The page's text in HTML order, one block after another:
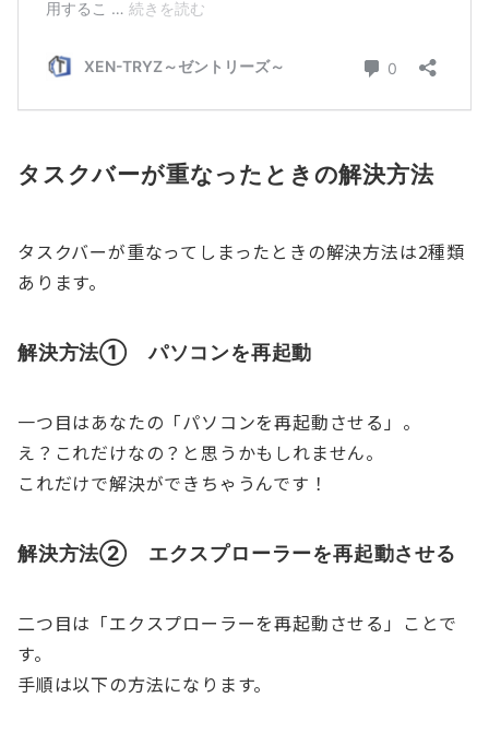
タスクバーが重なったときの解決方法
タスクバーが重なってしまったときの解決方法は2種類
あります。
解決方法① パソコンを再起動
一つ目はあなたの「パソコンを再起動させる」。
え？これだけなの？と思うかもしれません。
これだけで解決ができちゃうんです！
解決方法② エクスプローラーを再起動させる
二つ目は「エクスプローラーを再起動させる」ことで
す。
手順は以下の方法になります。